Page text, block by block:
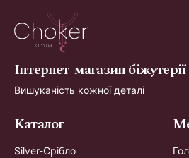
Інтернет-магазин біжутерії
Вишуканість кожної деталі
Каталог
Silver-Срібло